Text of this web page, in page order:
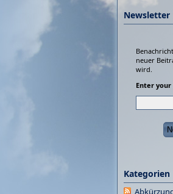
Newsletter
neuer
wird.
Enter
Kategorien